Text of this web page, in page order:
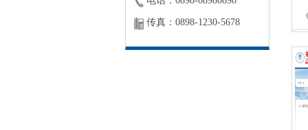
传真：0898-1230-5678